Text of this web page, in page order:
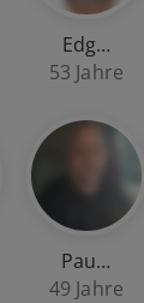
Edg…
53 Jahre
Pau…
49 Jahre